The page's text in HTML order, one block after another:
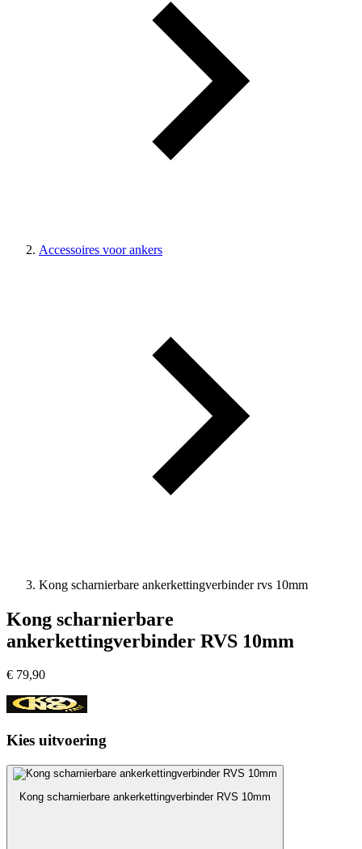
Accessoires voor ankers
Kong scharnierbare ankerkettingverbinder rvs 10mm
Kong scharnierbare
ankerkettingverbinder RVS 10mm
€ 79,90
Kies uitvoering
Kong scharnierbare ankerkettingverbinder RVS 10mm